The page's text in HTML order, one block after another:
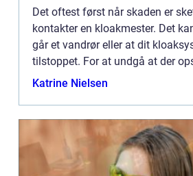
Det oftest først når skaden er
kontakter en kloakmester. Det
går et vandrør eller at dit
tilstoppet. For at undgå at der
vandskade eller, at der går hul i
Katrine Nielsen